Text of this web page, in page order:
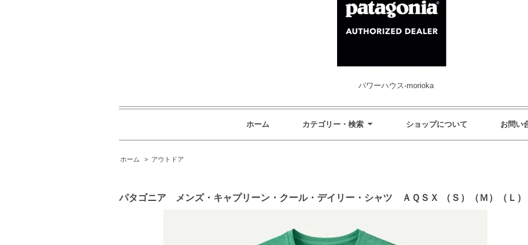
パワーハウス-morioka
ホーム カテゴリー・検索 ショップについて お問い
ホーム > アウトドア
パタゴニア メンズ・キャプリーン・クール・デイリー・シャツ ＡＱＳＸ （Ｓ）（Ｍ）（Ｌ）